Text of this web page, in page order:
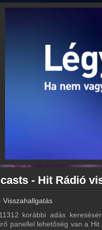
- Hit Rádió
Visszahallgatás
korábbi adás
panellel lehetőség van a